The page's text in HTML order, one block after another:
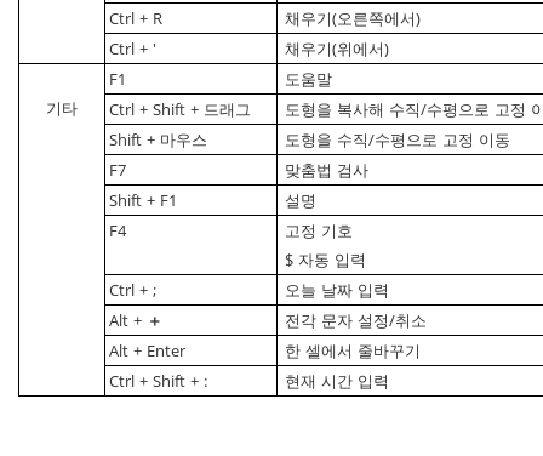
Ctrl + R
채우기(오른쪽에서)
Ctrl + ′ 채우기(위에서)
기타
F1
도움말
Ctrl + Shift + 드래그 도형을 복사해 수직/수평으로 고정
Shift + 마우스 도형을 수직/수평으로 고정 이동
F7
맞춤법 검사
Shift + F1
설명
F4
고정 기호
$ 자동 입력
Ctrl + ; 오늘 날짜 입력
Alt + ＋ 전각 문자 설정/취소
Alt + Enter 한 셀에서 줄바꾸기
Ctrl + Shift + : 현재 시간 입력